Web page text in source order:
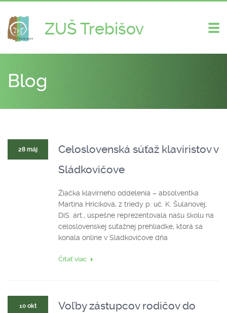
ZUŠ Trebišov
Blog
28 máj
Celoslovenská súťaž klaviristov v
Sládkovičove
Žiačka klavírneho oddelenia – absolventka
Martina Hriciková, z triedy p. uč. K. Šulanovej,
DiS. art., úspešne reprezentovala našu školu na
celoslovenskej súťažnej prehliadke, ktorá sa
konala online v Sladkovičove dňa
Čitať viac
10 okt
Voľby zástupcov rodičov do